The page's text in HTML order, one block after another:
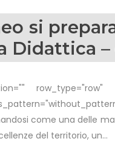
si
Didattica –
row_type="row"
come una delle
del territorio, un...